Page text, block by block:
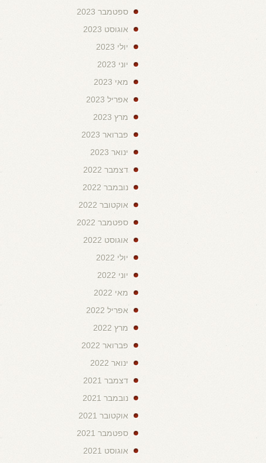
ספטמבר 2023
אוגוסט 2023
יולי 2023
יוני 2023
מאי 2023
אפריל 2023
מרץ 2023
פברואר 2023
ינואר 2023
דצמבר 2022
נובמבר 2022
אוקטובר 2022
ספטמבר 2022
אוגוסט 2022
יולי 2022
יוני 2022
מאי 2022
אפריל 2022
מרץ 2022
פברואר 2022
ינואר 2022
דצמבר 2021
נובמבר 2021
אוקטובר 2021
ספטמבר 2021
אוגוסט 2021